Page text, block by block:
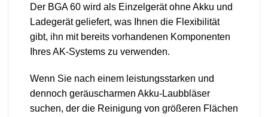
Der BGA 60 wird als Einzelgerät ohne Akku und
Ladegerät geliefert, was Ihnen die Flexibilität
gibt, ihn mit bereits vorhandenen Komponenten
Ihres AK-Systems zu verwenden.
Wenn Sie nach einem leistungsstarken und
dennoch geräuscharmen Akku-Laubbläser
suchen, der die Reinigung von größeren Flächen